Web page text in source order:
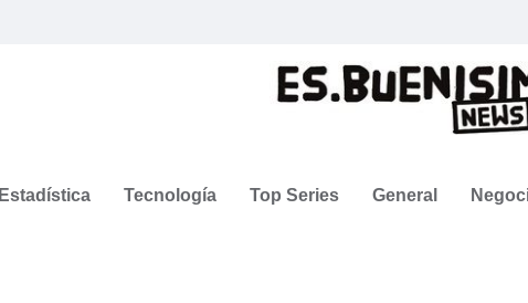
Estadística Tecnología Top Series General